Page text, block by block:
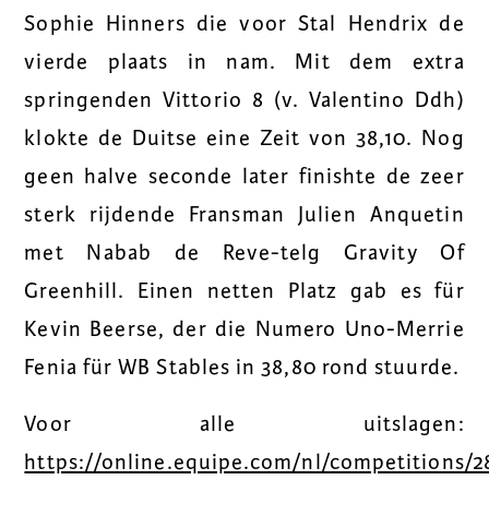
Sophie Hinners die voor Stal Hendrix de
vierde plaats in nam. Mit dem extra
springenden Vittorio 8 (v. Valentino Ddh)
klokte de Duitse eine Zeit von 38,10. Nog
geen halve seconde later finishte de zeer
sterk rijdende Fransman Julien Anquetin
met Nabab de Reve-telg Gravity Of
Greenhill. Einen netten Platz gab es für
Kevin Beerse, der die Numero Uno-Merrie
Fenia für WB Stables in 38,80 rond stuurde.
Voor alle uitslagen:
https://online.equipe.com/nl/competitions/